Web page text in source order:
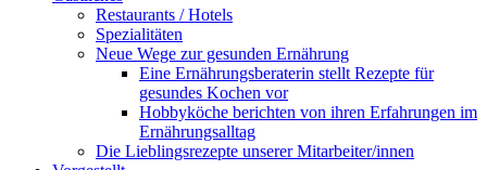
Restaurants / Hotels
Spezialitäten
Neue Wege zur gesunden Ernährung
Eine Ernährungsberaterin stellt Rezepte für
gesundes Kochen vor
Hobbyköche berichten von ihren Erfahrungen im
Ernährungsalltag
Die Lieblingsrezepte unserer Mitarbeiter/innen